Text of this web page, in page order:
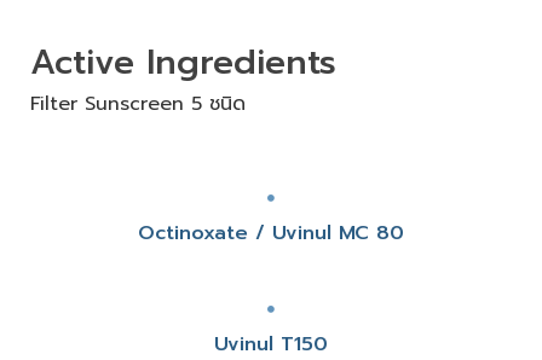
Active Ingredients
Filter Sunscreen 5 ชนิด
Octinoxate / Uvinul MC 80
Uvinul T150